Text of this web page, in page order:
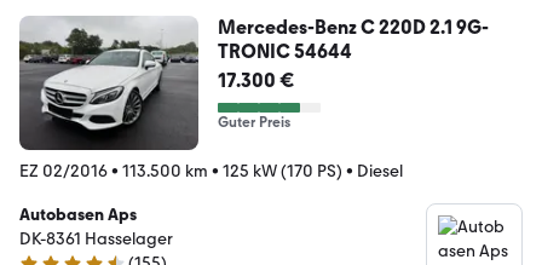
Mercedes-Benz C 220D 2.1 9G-
TRONIC 54644
17.300 €
Guter Preis
EZ 02/2016• 113.500 km • 125 kW (170 PS) • Diesel
Autobasen Aps
DK-8361 Hasselager